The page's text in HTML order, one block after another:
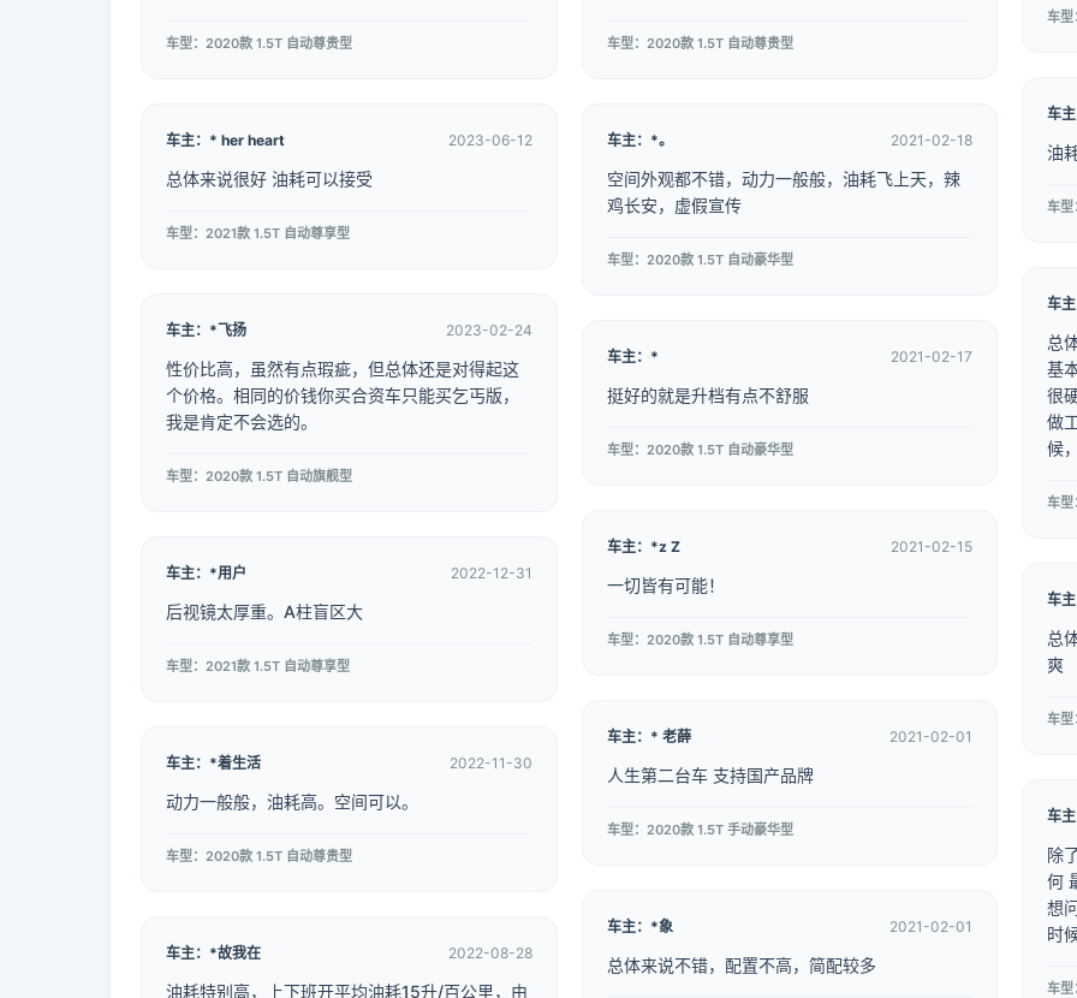
车型：2020款 1.5T 自动尊贵型
车主：* her heart 2023-06-12
总体来说很好 油耗可以接受
车型：2021款 1.5T 自动尊享型
车主：*飞扬 2023-02-24
性价比高，虽然有点瑕疵，但总体还是对得起这
个价格。相同的价钱你买合资车只能买乞丐版，
我是肯定不会选的。
车型：2020款 1.5T 自动旗舰型
车主：*用户 2022-12-31
后视镜太厚重。A柱盲区大
车型：2021款 1.5T 自动尊享型
车主：*着生活 2022-11-30
动力一般般，油耗高。空间可以。
车型：2020款 1.5T 自动尊贵型
车主：*故我在 2022-08-28
油耗特别高，上下班开平均油耗15升/百公里，由
车型：2020款 1.5T 自动尊贵型
车主：*。 2021-02-18
空间外观都不错，动力一般般，油耗飞上天，辣
鸡长安，虚假宣传
车型：2020款 1.5T 自动豪华型
车主：* 2021-02-17
挺好的就是升档有点不舒服
车型：2020款 1.5T 自动豪华型
车主：*z Z 2021-02-15
一切皆有可能！
车型：2020款 1.5T 自动尊享型
车主：* 老薛 2021-02-01
人生第二台车 支持国产品牌
车型：2020款 1.5T 手动豪华型
车主：*象 2021-02-01
总体来说不错，配置不高，简配较多
车
车
油
车
车
总
基
很
做
候
车
车
总
爽
车
车
除了后
何 最让我生气的是 运动模式居然在屏幕切换 我
想问一句 真的需
车